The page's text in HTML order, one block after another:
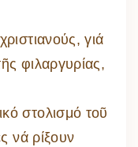
γιά
φιλαργυρίας,
στολισμό τοῦ
νά ρίξουν